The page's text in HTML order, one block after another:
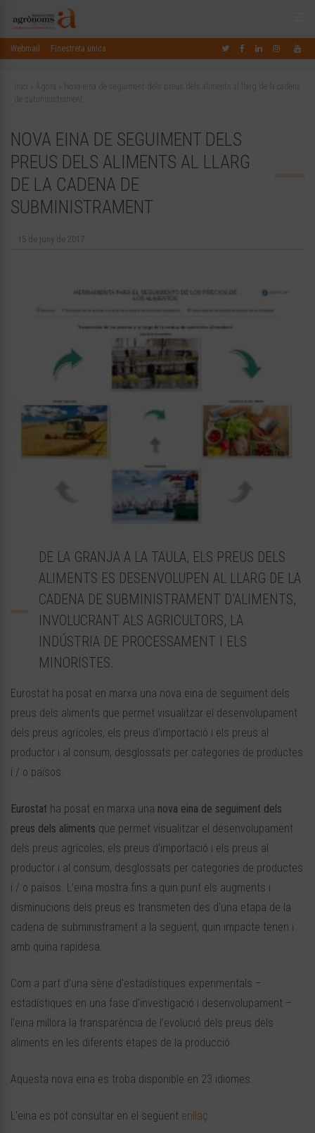
Webmail Finestreta única
Inici Àgora
Nova eina de seguiment dels preus dels aliments al llarg de la cadena
de subministrament
NOVA EINA DE SEGUIMENT DELS
PREUS DELS ALIMENTS AL LLARG
DE LA CADENA DE
SUBMINISTRAMENT
15 de juny de 2017
DE LA GRANJA A LA TAULA, ELS PREUS DELS
ALIMENTS ES DESENVOLUPEN AL LLARG DE LA
CADENA DE SUBMINISTRAMENT D’ALIMENTS,
INVOLUCRANT ALS AGRICULTORS, LA
INDÚSTRIA DE PROCESSAMENT I ELS
MINORISTES.
Eurostat ha posat en marxa una nova eina de seguiment dels
preus dels aliments que permet visualitzar el desenvolupament
dels preus agrícoles, els preus d'importació i els preus al
productor i al consum, desglossats per categories de productes
i / o països.
Eurostat ha posat en marxa una nova eina de seguiment dels
preus dels aliments que permet visualitzar el desenvolupament
dels preus agrícoles, els preus d'importació i els preus al
productor i al consum, desglossats per categories de productes
i / o països. L'eina mostra fins a quin punt els augments i
disminucions dels preus es transmeten des d'una etapa de la
cadena de subministrament a la següent, quin impacte tenen i
amb quina rapidesa.
Com a part d'una sèrie d'estadístiques experimentals –
estadístiques en una fase d'investigació i desenvolupament –
l'eina millora la transparència de l'evolució dels preus dels
aliments en les diferents etapes de la producció.
Aquesta nova eina es troba disponible en 23 idiomes.
L'eina es pot consultar en el següent enllaç